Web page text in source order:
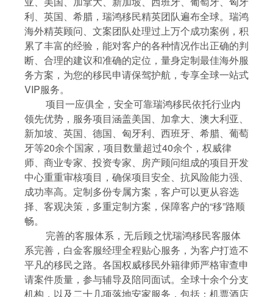
利、英国、希腊，瑞鸿移民精英团队遍布全球。瑞鸿
海外精英顾问、文案团队处理过上万个成功案例，积
累了丰富的经验，能对客户的各种情况作出正确的判
断、合理的建议和准确的定位，量身定制最佳海外服
务方案，为您的移民申请保驾护航，专享全球一站式
VIP服务。
项目一应俱全，安全可靠瑞鸿移民依托行业内
领先优势，服务项目涵盖美国、加拿大、澳大利亚、
新加坡、英国、德国、匈牙利、西班牙、希腊、葡萄
牙等20余个国家，项目数量超过40余个，权威律
师、商业专家、投资专家、房产顾问组成的项目开发
中心重重审核项目，确保项目安全、抗风险能力强、
成功率高。定制多份专属方案，客户可以更从容选
择、客观决策，多重定制方案，保障客户的“移”路顺
畅。
完善的客服体系，无后顾之忧瑞鸿移民客服体
系完善，白金客服经理全程贴心服务，为客户打造不
平凡的移民之路。各国权威移民外籍律师严格审查申
请案件质量，参与辅导及陪同面试。全球十余个分支
机构，以及二十几项落地安家服务，包括：机票酒店